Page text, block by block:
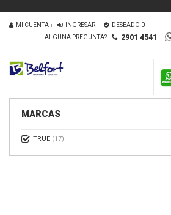
MI CUENTA INGRESAR DESEADO 0
ALGUNA PREGUNTA?
2901 4541
MARCAS
TRUE (17)